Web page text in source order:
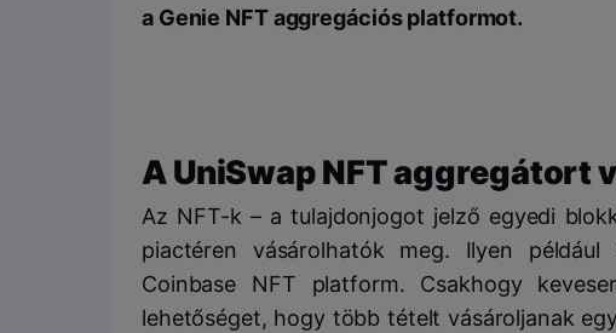
a Genie NFT aggregációs platformot.
A UniSwap NFT aggregátort
Az NFT-k – a tulajdonjogot jelző egyedi
piactéren vásárolhatók meg. Ilyen
Coinbase NFT platform. Csakhogy
lehetőséget, hogy több tételt vásároljanak